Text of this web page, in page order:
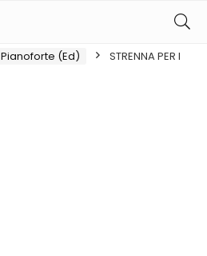
Pianoforte (Ed)
STRENNA PER I